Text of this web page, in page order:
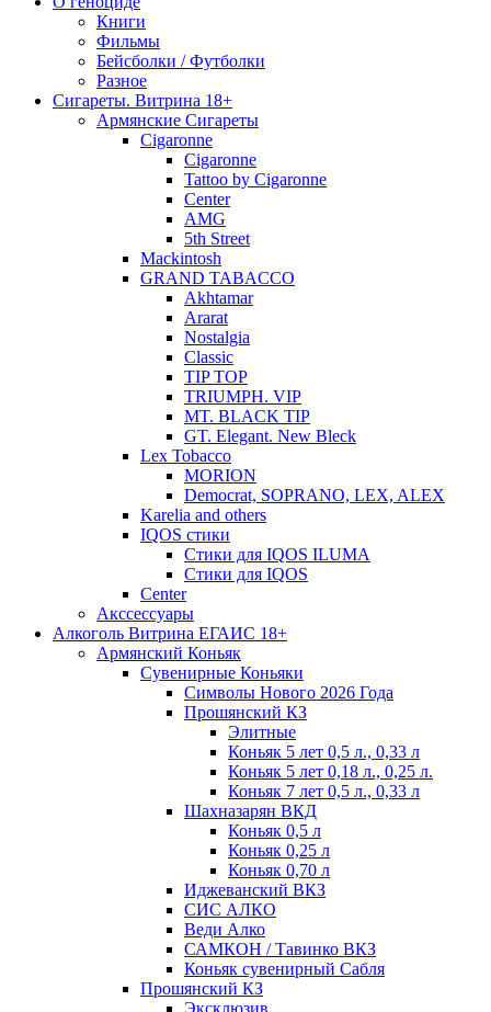
Книги
Фильмы
Бейсболки / Футболки
Разное
Сигареты. Витрина 18+
Армянские Сигареты
Cigaronne
Cigaronne
Tattoo by Cigaronne
Center
AMG
5th Street
Mackintosh
GRAND TABACCO
Akhtamar
Ararat
Nostalgia
Classic
TIP TOP
TRIUMPH. VIP
MT. BLACK TIP
GT. Elegant. New Bleck
Lex Tobacco
MORION
Democrat, SOPRANO, LEX, ALEX
Karelia and others
IQOS стики
Стики для IQOS ILUMA
Стики для IQOS
Сenter
Акссессуары
Алкоголь Витрина ЕГАИС 18+
Армянский Коньяк
Сувенирные Коньяки
Символы Нового 2026 Года
Прошянский КЗ
Элитные
Коньяк 5 лет 0,5 л., 0,33 л
Коньяк 5 лет 0,18 л., 0,25 л.
Коньяк 7 лет 0,5 л., 0,33 л
Шахназарян ВКД
Коньяк 0,5 л
Коньяк 0,25 л
Коньяк 0,70 л
Иджеванский ВКЗ
СИС АЛКО
Веди Алко
САМКОН / Тавинко ВКЗ
Коньяк сувенирный Сабля
Прошянский КЗ
Эксклюзив